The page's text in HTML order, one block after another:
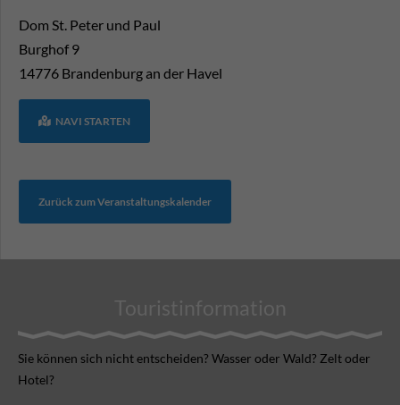
Dom St. Peter und Paul
Burghof 9
14776 Brandenburg an der Havel
NAVI STARTEN
Zurück zum Veranstaltungskalender
Touristinformation
Sie können sich nicht ent­scheiden? Wasser oder Wald? Zelt oder
Hotel?